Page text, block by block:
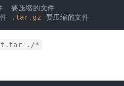
.tar .gz 要压缩的文件
./*